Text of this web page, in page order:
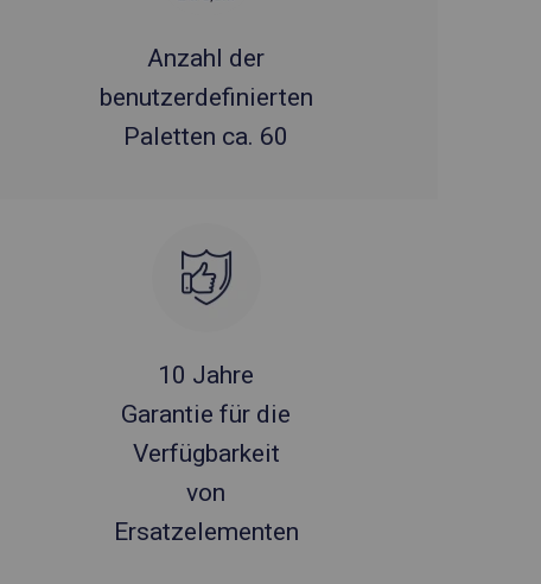
Anzahl der
benutzerdefinierten
Paletten ca. 60
10 Jahre
Garantie für die
Verfügbarkeit
von
Ersatzelementen